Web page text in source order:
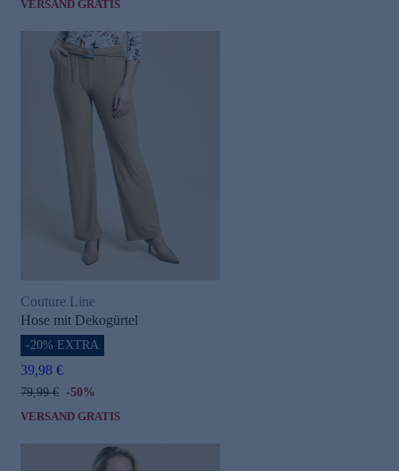
VERSAND GRATIS
Couture Line
Hose mit Dekogürtel
-20% EXTRA
39,98 €
79,99 € -50%
VERSAND GRATIS